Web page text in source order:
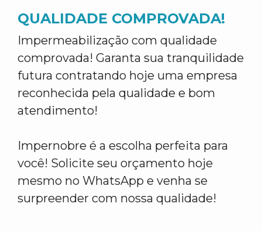
QUALIDADE COMPROVADA!
Impermeabilização com qualidade
comprovada! Garanta sua tranquilidade
futura contratando hoje uma empresa
reconhecida pela qualidade e bom
atendimento!
Impernobre é a escolha perfeita para
você! Solicite seu orçamento hoje
mesmo no WhatsApp e venha se
surpreender com nossa qualidade!